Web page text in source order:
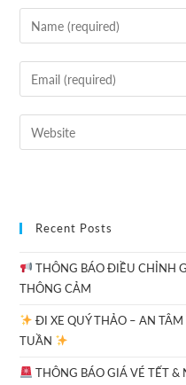
Recent Posts
THÔNG BÁO ĐIỀU CHỈNH
THÔNG CẢM
ĐI XE QUÝ THẢO – AN
TUẦN
THÔNG BÁO GIÁ VÉ TẾT &